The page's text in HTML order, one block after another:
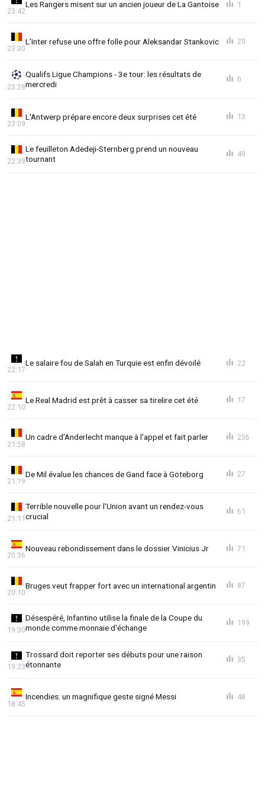
Les Rangers misent sur un ancien joueur de La Gantoise
23:42
1
L'Inter refuse une offre folle pour Aleksandar Stankovic
23:30
20
Qualifs Ligue Champions - 3e tour: les résultats de
mercredi
23:28
0
L'Antwerp prépare encore deux surprises cet été
23:09
13
Le feuilleton Adedeji-Sternberg prend un nouveau
tournant
22:39
49
Le salaire fou de Salah en Turquie est enfin dévoilé
22:17
22
Le Real Madrid est prêt à casser sa tirelire cet été
22:10
17
Un cadre d'Anderlecht manque à l'appel et fait parler
21:58
236
De Mil évalue les chances de Gand face à Göteborg
21:19
27
Terrible nouvelle pour l'Union avant un rendez-vous
crucial
21:11
61
Nouveau rebondissement dans le dossier Vinicius Jr
20:36
71
Bruges veut frapper fort avec un international argentin
20:10
87
Désespéré, Infantino utilise la finale de la Coupe du
monde comme monnaie d'échange
19:30
199
Trossard doit reporter ses débuts pour une raison
étonnante
19:23
35
Incendies: un magnifique geste signé Messi
18:45
48